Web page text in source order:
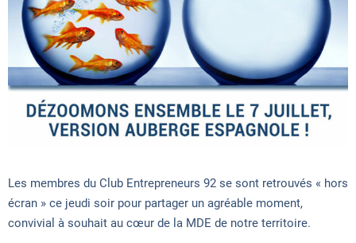
Les membres du Club Entrepreneurs 92 se sont retrouvés « hors
écran » ce jeudi soir pour partager un agréable moment,
convivial à souhait au cœur de la MDE de notre territoire.